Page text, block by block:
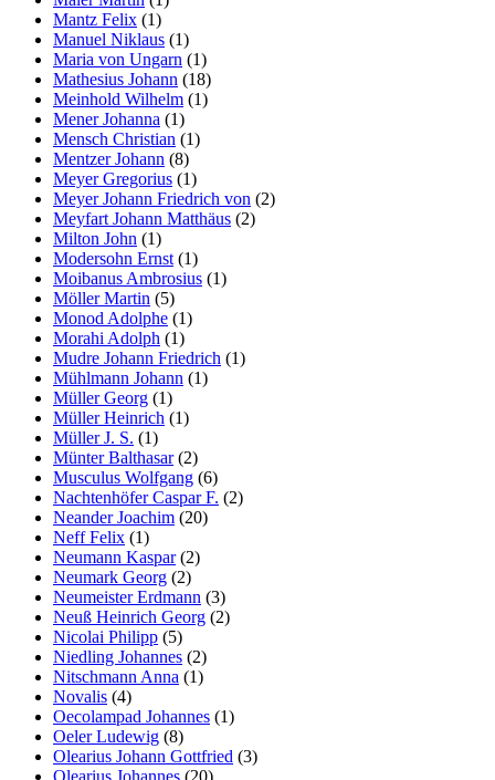
Mantz Felix (1)
Manuel Niklaus (1)
Maria von Ungarn (1)
Mathesius Johann (18)
Meinhold Wilhelm (1)
Mener Johanna (1)
Mensch Christian (1)
Mentzer Johann (8)
Meyer Gregorius (1)
Meyer Johann Friedrich von (2)
Meyfart Johann Matthäus (2)
Milton John (1)
Modersohn Ernst (1)
Moibanus Ambrosius (1)
Möller Martin (5)
Monod Adolphe (1)
Morahi Adolph (1)
Mudre Johann Friedrich (1)
Mühlmann Johann (1)
Müller Georg (1)
Müller Heinrich (1)
Müller J. S. (1)
Münter Balthasar(2)
Musculus Wolfgang (6)
Nachtenhöfer Caspar F. (2)
Neander Joachim (20)
Neff Felix (1)
Neumann Kaspar(2)
Neumark Georg (2)
Neumeister Erdmann (3)
Neuß Heinrich Georg (2)
Nicolai Philipp (5)
Niedling Johannes (2)
Nitschmann Anna (1)
Novalis (4)
Oecolampad Johannes (1)
Oeler Ludewig (8)
Olearius Johann Gottfried (3)
Olearius Johannes (20)